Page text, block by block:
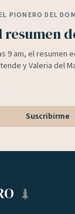
PIONERO DEL
resumen
9 am, el resumen
y Valeria del
Suscribirme